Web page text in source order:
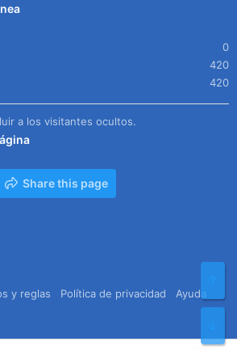
0
420
420
a los visitantes ocultos.
Share this page
y reglas Política de privacidad
Ayuda